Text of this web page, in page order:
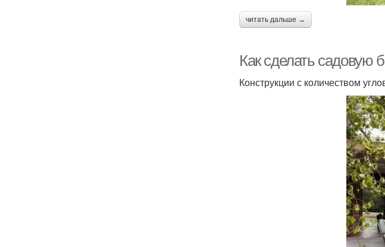
читать дальше →
Как сделать садовую
Конструкции с количеством